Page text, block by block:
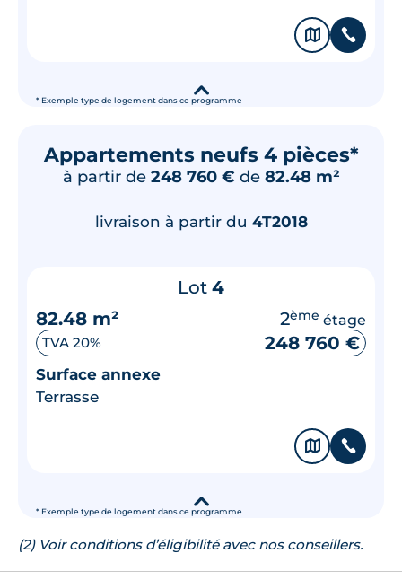
* Exemple type de logement dans ce programme
🗞 📞
▾
Appartements neufs 4 pièces*
à partir de 248 760 € de 82.48 m²
* Exemple type de logement dans ce programme
livraison à partir du 4T2018
Lot 4
82.48 m²
2ème étage
TVA 20% 248 760 €
Surface annexe
Terrasse
🗞 📞
▾
(2) Voir conditions d’éligibilité avec nos conseillers.